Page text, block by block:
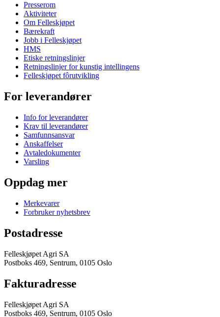
Presserom
Aktiviteter
Om Felleskjøpet
Bærekraft
Jobb i Felleskjøpet
HMS
Etiske retningslinjer
Retningslinjer for kunstig intellingens
Felleskjøpet fôrutvikling
For leverandører
Info for leverandører
Krav til leverandører
Samfunnsansvar
Anskaffelser
Avtaledokumenter
Varsling
Oppdag mer
Merkevarer
Forbruker nyhetsbrev
Postadresse
Felleskjøpet Agri SA
Postboks 469, Sentrum, 0105 Oslo
Fakturadresse
Felleskjøpet Agri SA
Postboks 469, Sentrum, 0105 Oslo